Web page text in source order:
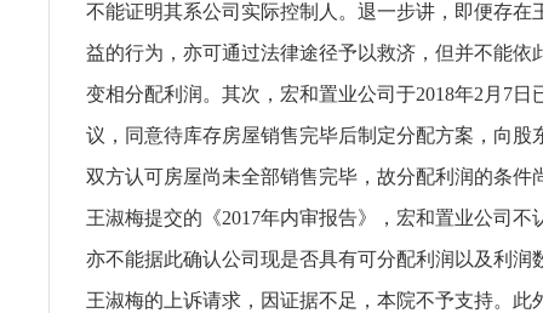
不能证明其系公司实际控制人。退一步讲，即便存在
益的行为，亦可通过法律途径予以救济，但并不能依
变相分配利润。其次，宏和置业公司于2018年2月7日
议，同意待库存房屋销售完毕后制定分配方案，向股
双方认可房屋尚未全部销售完毕，故分配利润的条件
王淑梅提交的《2017年内审报告》，宏和置业公司不
亦不能据此确认公司现是否具有可分配利润以及利润
王淑梅的上诉请求，因证据不足，本院不予支持。此